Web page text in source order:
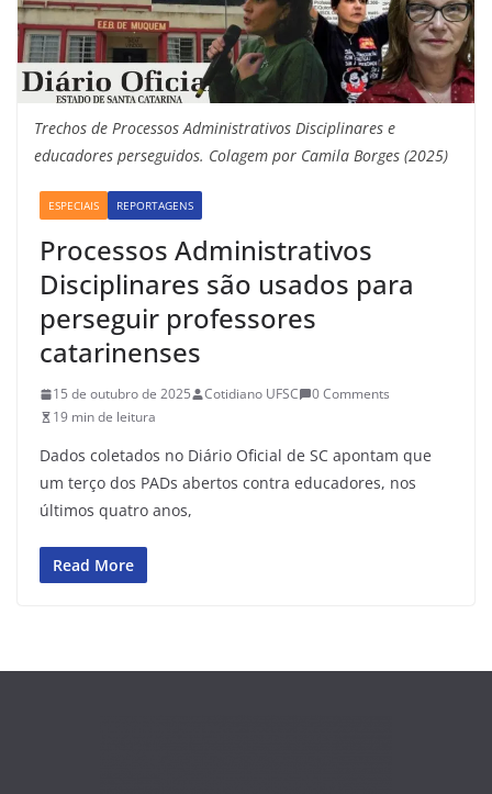
Trechos de Processos Administrativos Disciplinares e
educadores perseguidos. Colagem por Camila Borges (2025)
ESPECIAIS REPORTAGENS
Processos Administrativos
Disciplinares são usados para
perseguir professores
catarinenses
15 de outubro de 2025 Cotidiano UFSC
0 Comments
19 min de leitura
Dados coletados no Diário Oficial de SC apontam que
um terço dos PADs abertos contra educadores, nos
últimos quatro anos,
Read More